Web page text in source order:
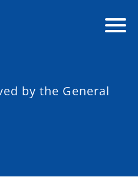
by the General